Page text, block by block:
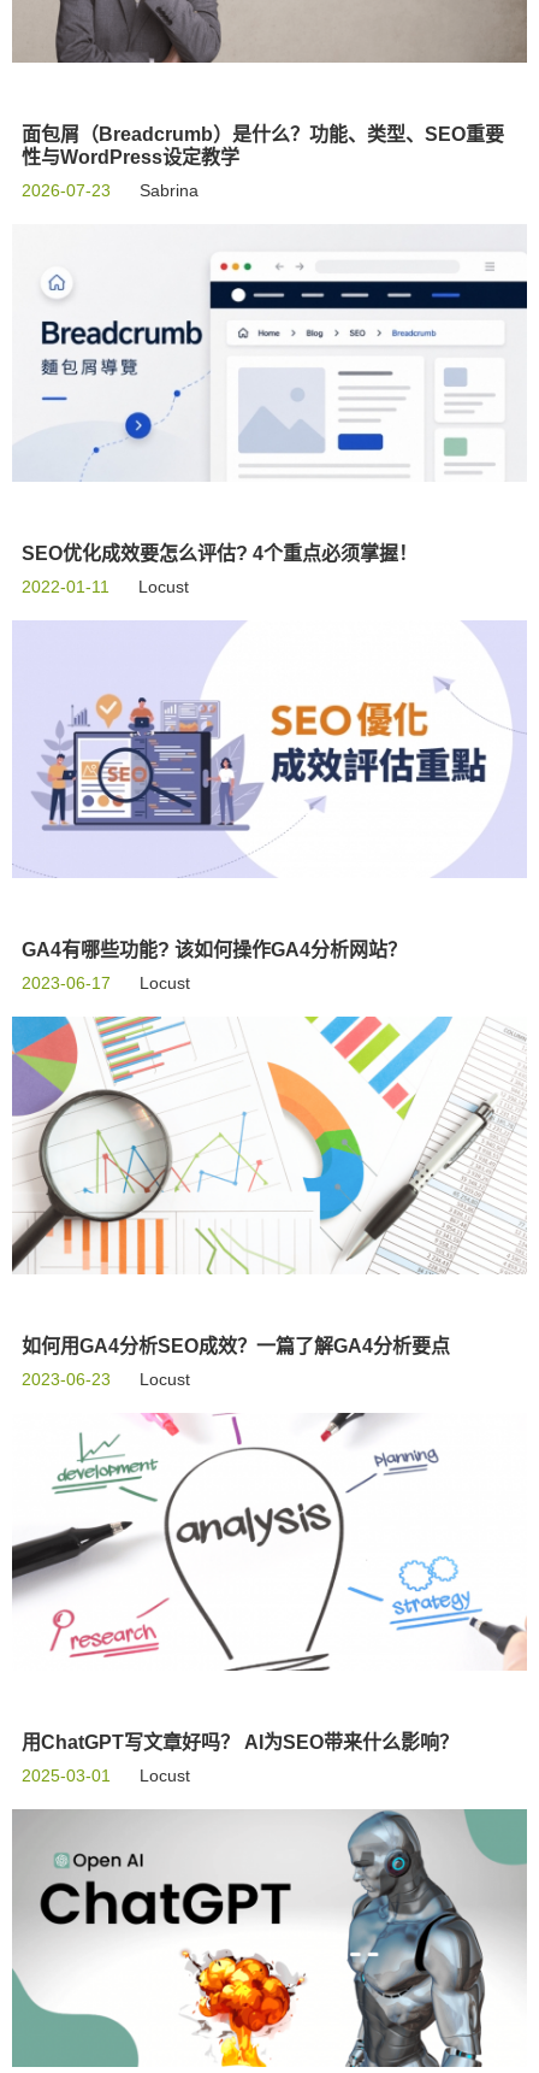
面包屑（Breadcrumb）是什么？功能、类型、SEO重要
性与WordPress设定教学
2026-07-23 Sabrina
SEO优化成效要怎么评估? 4个重点必须掌握！
2022-01-11 Locust
GA4有哪些功能? 该如何操作GA4分析网站？
2023-06-17 Locust
如何用GA4分析SEO成效？一篇了解GA4分析要点
2023-06-23 Locust
用ChatGPT写文章好吗？ AI为SEO带来什么影响？
2025-03-01 Locust